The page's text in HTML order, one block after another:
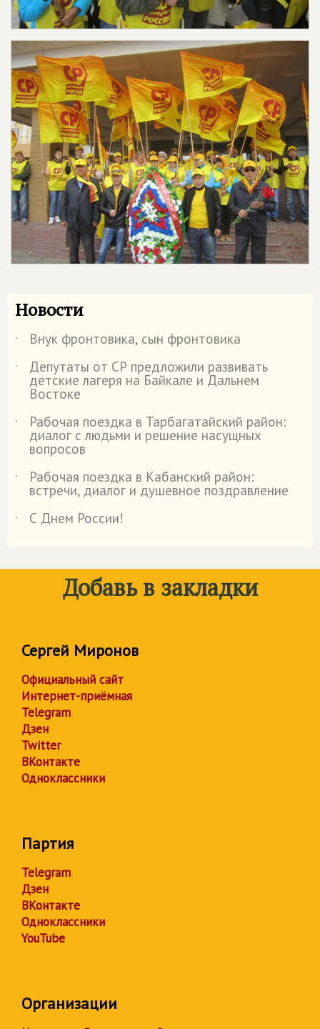
Новости
˙
Внук фронтовика, сын фронтовика
˙
Депутаты от СР предложили развивать
детские лагеря на Байкале и Дальнем
Востоке
˙
Рабочая поездка в Тарбагатайский район:
диалог с людьми и решение насущных
вопросов
˙
Рабочая поездка в Кабанский район:
встречи, диалог и душевное поздравление
˙
С Днем России!
Добавь в закладки
Сергей Миронов
Официальный сайт
Интернет-приёмная
Telegram
Дзен
Twitter
ВКонтакте
Одноклассники
Партия
Telegram
Дзен
ВКонтакте
Одноклассники
YouTube
Организации